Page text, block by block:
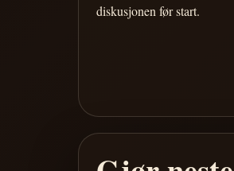
diskusjonen før start.